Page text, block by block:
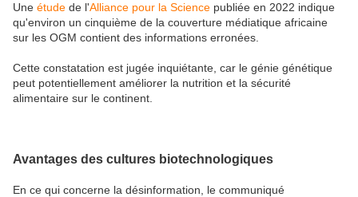
Une étude de l'Alliance pour la Science publiée en 2022 indique
qu'environ un cinquième de la couverture médiatique africaine
sur les OGM contient des informations erronées.
Cette constatation est jugée inquiétante, car le génie génétique
peut potentiellement améliorer la nutrition et la sécurité
alimentaire sur le continent.
Avantages des cultures biotechnologiques
En ce qui concerne la désinformation, le communiqué